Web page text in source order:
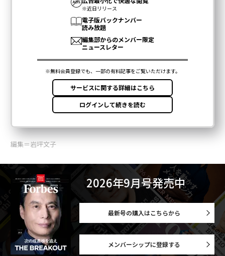
編集＝岩坪文子
2026年9月号発売中
最新号の購入はこちらから
メンバーシップに登録する